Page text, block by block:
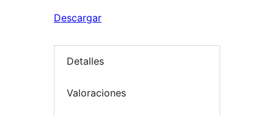
Descargar
Detalles
Valoraciones